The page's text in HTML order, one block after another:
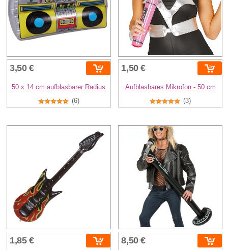
3,50 €
50 x 14 cm aufblasbarer Radius
(6)
1,50 €
Aufblasbares Mikrofon - 50 cm
(3)
1,85 € 8,50 €